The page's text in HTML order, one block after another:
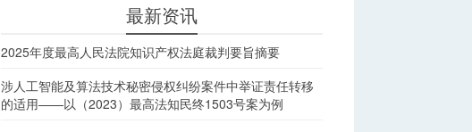
最新资讯
2025年度最高人民法院知识产权法庭裁判要旨摘要
涉人工智能及算法技术秘密侵权纠纷案件中举证责任转移
的适用——以（2023）最高法知民终1503号案为例